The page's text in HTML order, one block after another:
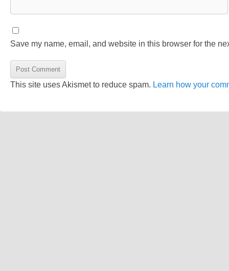
Save my name, email, and website in this browser for the
This site uses Akismet to reduce spam. Learn how your